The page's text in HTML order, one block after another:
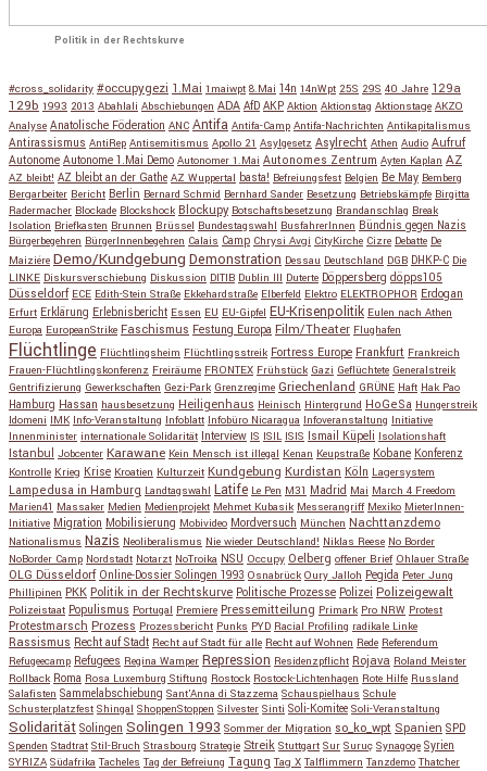
Politik in der Rechtskurve
#cross_solidarity #occupygezi 1.Mai 1maiwpt 8.Mai 14n 14nWpt 25S 29S 40 Jahre 129a
129b 1993 2013 Abahlali Abschiebungen ADA AfD AKP Aktion Aktionstag Aktionstage AKZO
Analyse Anatolische Föderation ANC Antifa Antifa-Camp Antifa-Nachrichten Antikapitalismus
Antirassismus AntiRep Antisemitismus Apollo 21 Asylgesetz Asylrecht Athen Audio Aufruf
Autonome Autonome 1.Mai Demo Autonomer 1.Mai Autonomes Zentrum Ayten Kaplan AZ
AZ bleibt! AZ bleibt an der Gathe AZ Wuppertal basta! Befreiungsfest Belgien Be May Bemberg
Bergarbeiter Bericht Berlin Bernard Schmid Bernhard Sander Besetzung Betriebskämpfe Birgitta
Radermacher Blockade Blockshock Blockupy Botschaftsbesetzung Brandanschlag Break
Isolation Briefkasten Brunnen Brüssel Bundestagswahl BusfahrerInnen Bündnis gegen Nazis
Bürgerbegehren BürgerInnenbegehren Calais Camp Chrysi Avgi CityKirche Cizre Debatte De
Maiziére Demo/Kundgebung Demonstration Dessau Deutschland DGB DHKP-C Die
LINKE Diskursverschiebung Diskussion DITIB Dublin III Duterte Döppersberg döpps105
Düsseldorf ECE Edith-Stein Straße Ekkehardstraße Elberfeld Elektro ELEKTROPHOR Erdogan
Erfurt Erklärung Erlebnisbericht Essen EU EU-Gipfel EU-Krisenpolitik Eulen nach Athen
Europa EuropeanStrike Faschismus Festung Europa Film/Theater Flughafen
Flüchtlinge Flüchtlingsheim Flüchtlingsstreik Fortress Europe Frankfurt Frankreich
Frauen-Flüchtlingskonferenz Freiräume FRONTEX Frühstück Gazi Geflüchtete Generalstreik
Gentrifizierung Gewerkschaften Gezi-Park Grenzregime Griechenland GRÜNE Haft Hak Pao
Hamburg Hassan hausbesetzung Heiligenhaus Heinisch Hintergrund HoGeSa Hungerstreik
Idomeni IMK Info-Veranstaltung Infoblatt Infobüro Nicaragua Infoveranstaltung Initiative
Innenminister internationale Solidarität Interview IS ISIL ISIS Ismail Küpeli Isolationshaft
Istanbul Jobcenter Karawane Kein Mensch ist illegal Kenan Keupstraße Kobane Konferenz
Kontrolle Krieg Krise Kroatien Kulturzeit Kundgebung Kurdistan Köln Lagersystem
Lampedusa in Hamburg Landtagswahl Latife Le Pen M31 Madrid Mai March 4 Freedom
Marien41 Massaker Medien Medienprojekt Mehmet Kubasik Messerangriff Mexiko MieterInnen-
Initiative Migration Mobilisierung Mobivideo Mordversuch München Nachttanzdemo
Nationalismus Nazis Neoliberalismus Nie wieder Deutschland! Niklas Reese No Border
NoBorder Camp Nordstadt Notarzt NoTroika NSU Occupy Oelberg offener Brief Ohlauer Straße
OLG Düsseldorf Online-Dossier Solingen 1993 Osnabrück Oury Jalloh Pegida Peter Jung
Phillipinen PKK Politik in der Rechtskurve Politische Prozesse Polizei Polizeigewalt
Polizeistaat Populismus Portugal Premiere Pressemitteilung Primark Pro NRW Protest
Protestmarsch Prozess Prozessbericht Punks PYD Racial Profiling radikale Linke
Rassismus Recht auf Stadt Recht auf Stadt für alle Recht auf Wohnen Rede Referendum
Refugeecamp Refugees Regina Wamper Repression Residenzpflicht Rojava Roland Meister
Rollback Roma Rosa Luxemburg Stiftung Rostock Rostock-Lichtenhagen Rote Hilfe Russland
Salafisten Sammelabschiebung Sant'Anna di Stazzema Schauspielhaus Schule
Schusterplatzfest Shingal ShoppenStoppen Silvester Sinti Soli-Komitee Soli-Veranstaltung
Solidarität Solingen Solingen 1993 Sommer der Migration so_ko_wpt Spanien SPD
Spenden Stadtrat Stil-Bruch Strasbourg Strategie Streik Stuttgart Sur Suruç Synagoge Syrien
SYRIZA Südafrika Tacheles Tag der Befreiung Tagung Tag X Talflimmern Tanzdemo Thatcher